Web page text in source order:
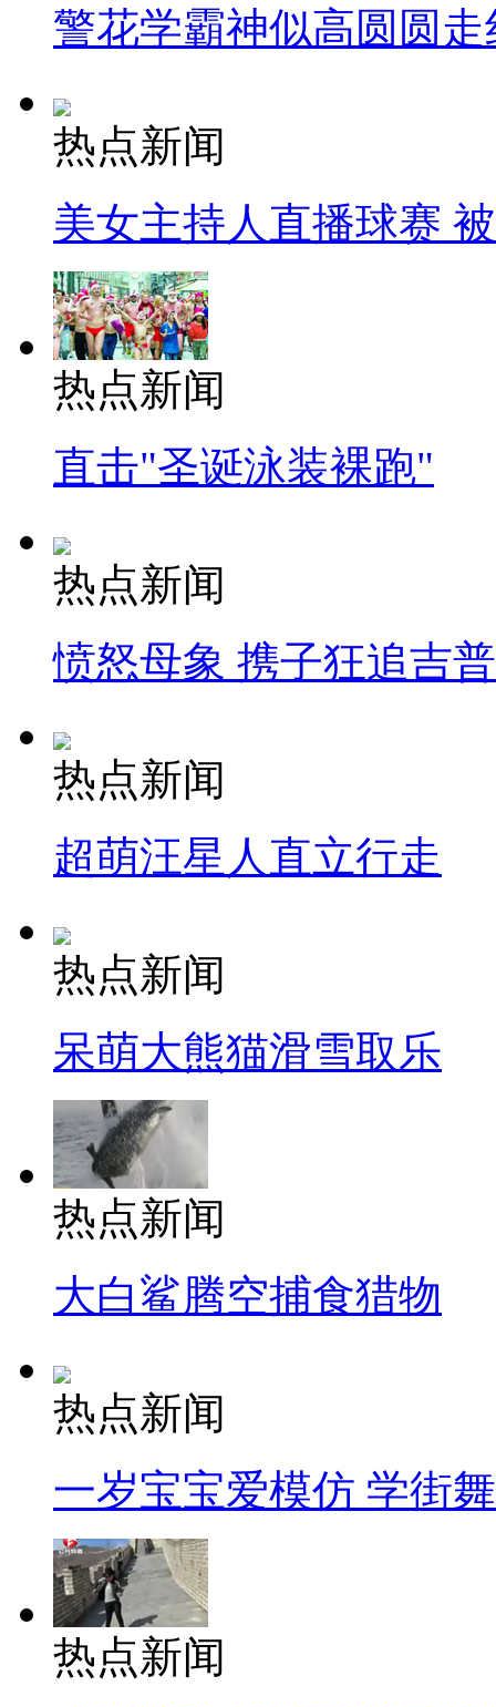
警花学霸神似高圆圆走
热点新闻
美女主持人直播球赛
热点新闻
直击"圣诞泳装裸跑"
热点新闻
愤怒母象 携子狂追吉
热点新闻
超萌汪星人直立行走
热点新闻
呆萌大熊猫滑雪取乐
热点新闻
大白鲨腾空捕食猎物
热点新闻
一岁宝宝爱模仿 学街
热点新闻